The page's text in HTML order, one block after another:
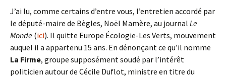
J’ai lu, comme certains d’entre vous, l’entretien accordé par
le député-maire de Bègles, Noël Mamère, au journal Le
Monde (ici). Il quitte Europe Écologie-Les Verts, mouvement
auquel il a appartenu 15 ans. En dénonçant ce qu’il nomme
La Firme, groupe supposément soudé par l’intérêt
politicien autour de Cécile Duflot, ministre en titre du